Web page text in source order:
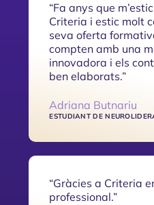
“Fa anys que
Criteria i estic molt
seva oferta
compten amb una
innovadora i els
ben elaborats.”
Adriana Butnariu
ESTUDIANT DE
“Gràcies a Criteria
professional.”